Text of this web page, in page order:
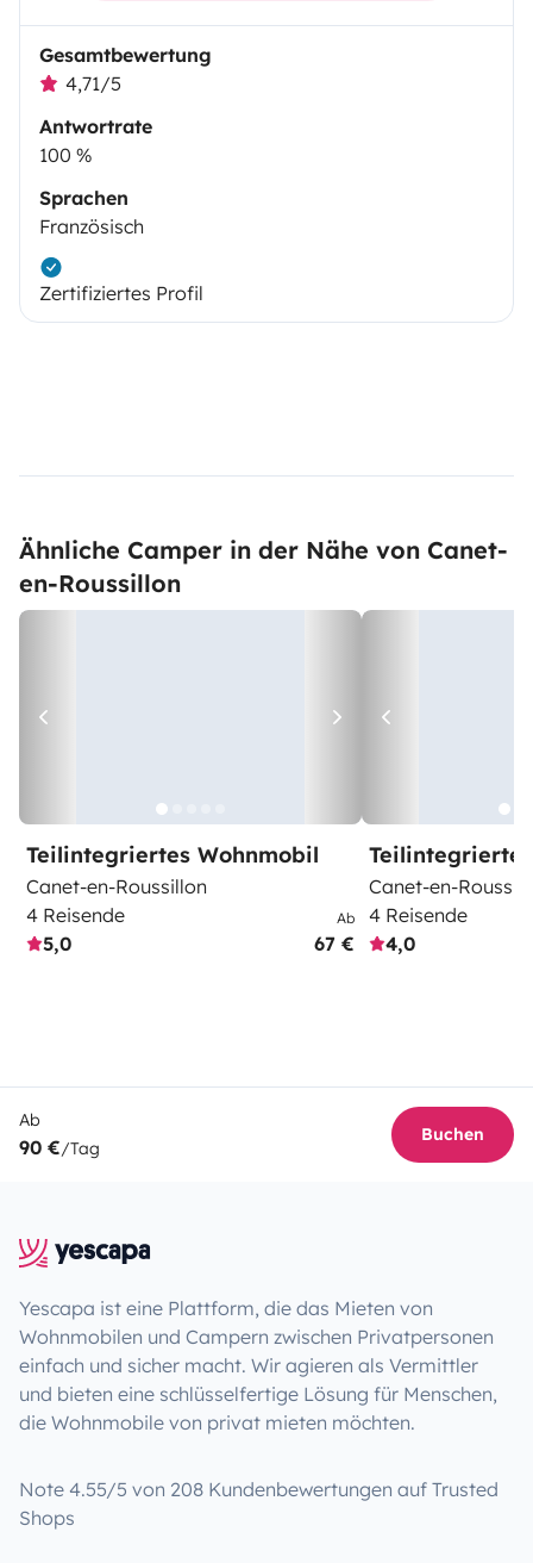
Gesamtbewertung
4,71/5
Antwortrate
100 %
Sprachen
Französisch
Zertifiziertes Profil
Ähnliche Camper in der Nähe von Canet-
en-Roussillon
Teilintegriertes Wohnmobil
Canet-en-Roussillon
4 Reisende
5,0
Ab
67 €
Canet-en-
4 Reisende
4,0
Ab
90 €/Tag
Buchen
Yescapa ist eine Plattform, die das Mieten von
Wohnmobilen und Campern zwischen Privatpersonen
einfach und sicher macht. Wir agieren als Vermittler
und bieten eine schlüsselfertige Lösung für Menschen,
die Wohnmobile von privat mieten möchten.
Note 4.55/5 von 208 Kundenbewertungen auf Trusted
Shops